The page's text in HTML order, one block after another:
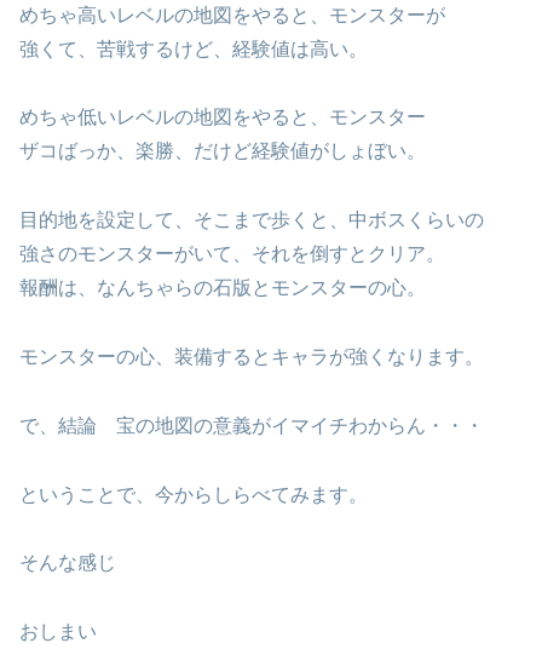
めちゃ高いレベルの地図をやると、モンスターが
強くて、苦戦するけど、経験値は高い。
めちゃ低いレベルの地図をやると、モンスター
ザコばっか、楽勝、だけど経験値がしょぼい。
目的地を設定して、そこまで歩くと、中ボスくらいの
強さのモンスターがいて、それを倒すとクリア。
報酬は、なんちゃらの石版とモンスターの心。
モンスターの心、装備するとキャラが強くなります。
で、結論 宝の地図の意義がイマイチわからん・・・
ということで、今からしらべてみます。
そんな感じ
おしまい